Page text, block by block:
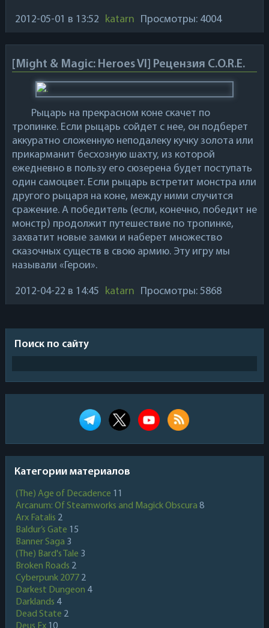
2012-05-01 в 13:52 katarn Просмотры: 4004
[Might & Magic: Heroes VI] Рецензия C.O.R.E.
Рыцарь на прекрасном коне скачет по
тропинке. Если рыцарь сойдет с нее, он подберет
аккуратно сложенную неподалеку кучку золота или
прикарманит бесхозную шахту, из которой
ежедневно в пользу его сюзерена будет поступать
один самоцвет. Если рыцарь встретит монстра или
другого рыцаря на коне, между ними случится
сражение. А победитель (если, конечно, победит не
монстр) продолжит путешествие по тропинке,
захватит новые замки и наберет множество
сказочных существ в свою армию. Эту игру мы
называли «Герои».
2012-04-22 в 14:45 katarn Просмотры: 5868
Поиск по сайту
Категории материалов
(The) Age of Decadence 11
Arcanum: Of Steamworks and Magick Obscura 8
Arx Fatalis 2
Baldur’s Gate 15
Banner Saga 3
(The) Bard's Tale 3
Broken Roads 2
Cyberpunk 2077 2
Darkest Dungeon 4
Darklands 4
Dead State 2